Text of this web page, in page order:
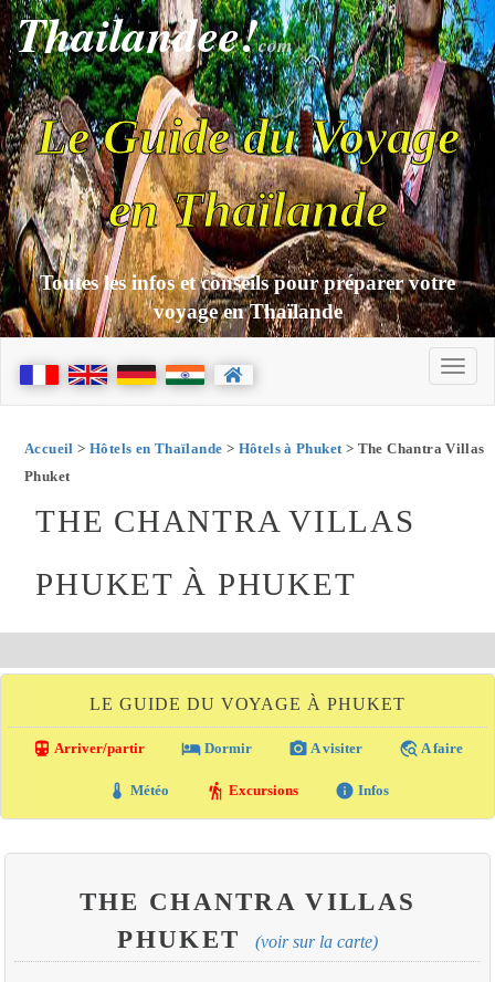
Thailandee!com
Le Guide du Voyage
en Thaïlande
Toutes les infos et conseils pour préparer votre
voyage en Thaïlande
Accueil > Hôtels en Thaïlande > Hôtels à Phuket> The Chantra Villas
Phuket
THE CHANTRA VILLAS
PHUKET À PHUKET
LE GUIDE DU VOYAGE À PHUKET
directions_transit Arriver/partir local_hotel Dormir photo_camera A visiter travel_explore A faire
thermostat Météo hiking Excursions info Infos
THE CHANTRA VILLAS
PHUKET
(voir sur la carte)